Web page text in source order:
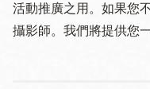
活動推廣之用。如果您
攝影師。我們將提供您